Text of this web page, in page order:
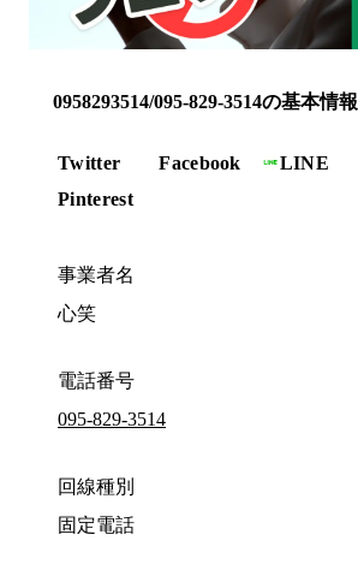
0958293514/095-829-3514の基本情報
Twitter Facebook LINE
Pinterest
事業者名
心笑
電話番号
095-829-3514
回線種別
固定電話